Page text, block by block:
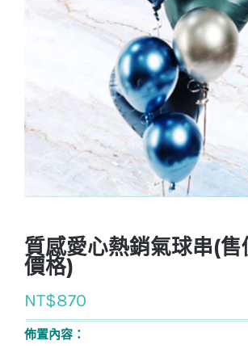
質感愛心熱銷氣球串(售
價格)
NT$870
佈置內容：